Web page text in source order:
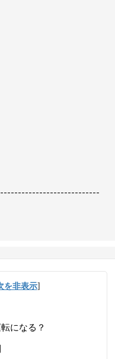
を非表示]
になる？